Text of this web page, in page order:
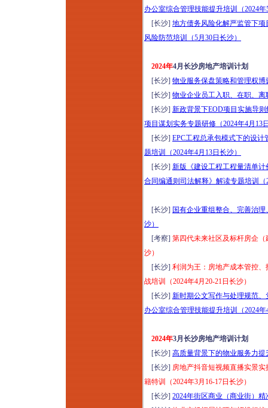
办公室综合管理技能提升培训（2024
[长沙] 地方债务风险化解严监管下
风险防范培训（5月30日长沙）
2024年4月长沙房地产培训计划
[长沙] 物业服务保盘策略和管理权博
[长沙] 物业企业员工入职、在职、
[长沙] 新政背景下EOD项目实施导
项目谋划实务专题研修（2024年4月13
[长沙] EPC工程总承包模式下的设
题培训（2024年4月13日长沙）
[长沙] 新版《建设工程工程量清单
合同编通则司法解释》解读专题培训（
[长沙] 国有企业重组整合、完善治
沙）
[考察] 第四代未来社区及标杆房企
沙）
[长沙] 利润为王：房地产成本管控
战培训（2024年4月20-21日长沙）
[长沙] 新时期公文写作与处理规范
办公室综合管理技能提升培训（2024
2024年3月长沙房地产培训计划
[长沙] 高质量背景下的物业服务力提
[长沙] 房地产抖音短视频直播实景
籍特训（2024年3月16-17日长沙）
[长沙] 2024年街区商业（商业街）